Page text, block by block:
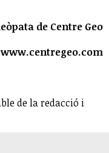
de Centre Geo
www.centregeo.com
de la redacció i